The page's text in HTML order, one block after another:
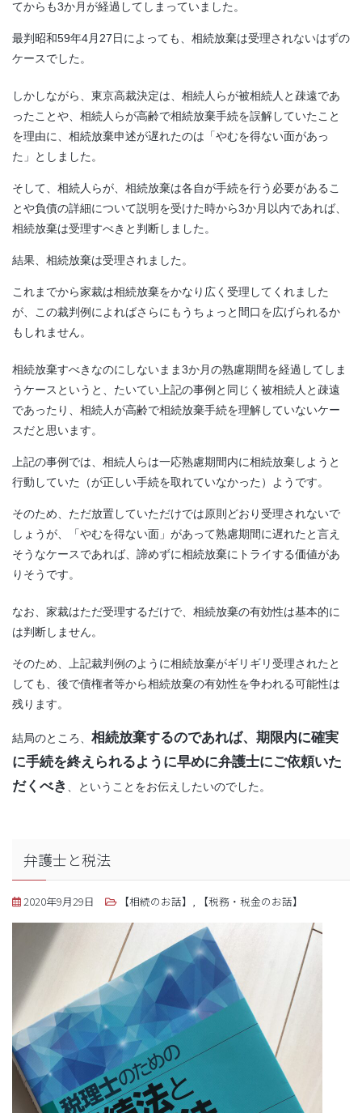
てからも3か月が経過してしまっていました。
最判昭和59年4月27日によっても、相続放棄は受理されないはずの
ケースでした。
しかしながら、東京高裁決定は、相続人らが被相続人と疎遠であ
ったことや、相続人らが高齢で相続放棄手続を誤解していたこと
を理由に、相続放棄申述が遅れたのは「やむを得ない面があっ
た」としました。
そして、相続人らが、相続放棄は各自が手続を行う必要があるこ
とや負債の詳細について説明を受けた時から3か月以内であれば、
相続放棄は受理すべきと判断しました。
結果、相続放棄は受理されました。
これまでから家裁は相続放棄をかなり広く受理してくれました
が、この裁判例によればさらにもうちょっと間口を広げられるか
もしれません。
相続放棄すべきなのにしないまま3か月の熟慮期間を経過してしま
うケースというと、たいてい上記の事例と同じく被相続人と疎遠
であったり、相続人が高齢で相続放棄手続を理解していないケー
スだと思います。
上記の事例では、相続人らは一応熟慮期間内に相続放棄しようと
行動していた（が正しい手続を取れていなかった）ようです。
そのため、ただ放置していただけでは原則どおり受理されないで
しょうが、「やむを得ない面」があって熟慮期間に遅れたと言え
そうなケースであれば、諦めずに相続放棄にトライする価値があ
りそうです。
なお、家裁はただ受理するだけで、相続放棄の有効性は基本的に
は判断しません。
そのため、上記裁判例のように相続放棄がギリギリ受理されたと
しても、後で債権者等から相続放棄の有効性を争われる可能性は
残ります。
結局のところ、 相続放棄するのであれば、期限内に確実
に手続を終えられるように早めに弁護士にご依頼いた
だくべき
、ということをお伝えしたいのでした。
弁護士と税法
2020年9月29日 【相続のお話】 , 【税務・税金のお話】